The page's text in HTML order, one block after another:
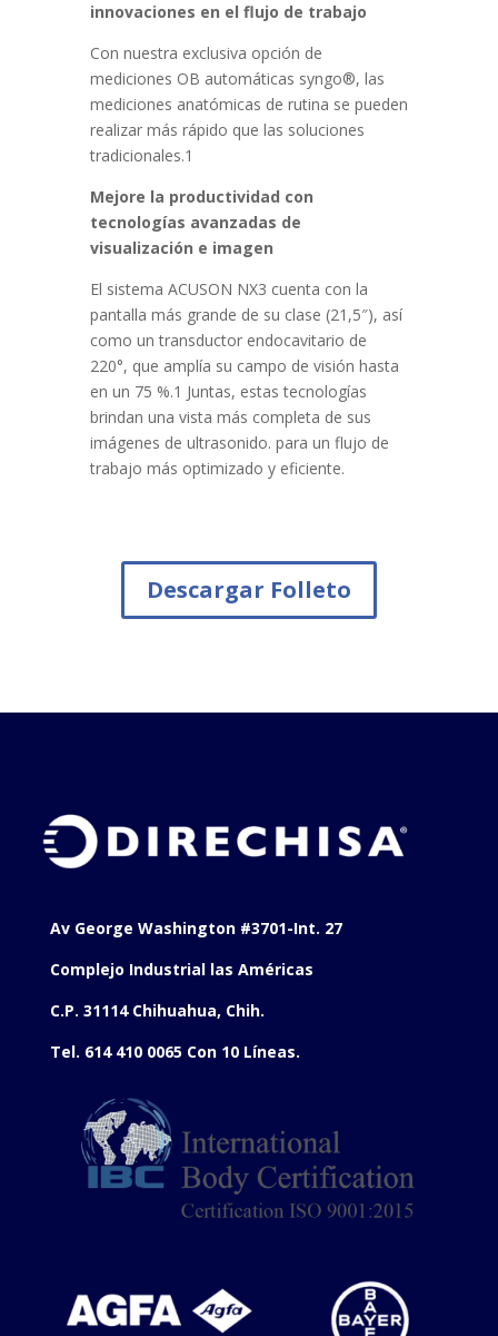
innovaciones en el flujo de trabajo
Con nuestra exclusiva opción de
mediciones OB automáticas syngo®, las
mediciones anatómicas de rutina se pueden
realizar más rápido que las soluciones
tradicionales.1
Mejore la productividad con
tecnologías avanzadas de
visualización e imagen
El sistema ACUSON NX3 cuenta con la
pantalla más grande de su clase (21,5″), así
como un transductor endocavitario de
220°, que amplía su campo de visión hasta
en un 75 %.1 Juntas, estas tecnologías
brindan una vista más completa de sus
imágenes de ultrasonido. para un flujo de
trabajo más optimizado y eficiente.
Descargar Folleto
Av George Washington #3701-Int. 27
Complejo Industrial las Américas
C.P. 31114 Chihuahua, Chih.
Tel. 614 410 0065 Con 10 Líneas.